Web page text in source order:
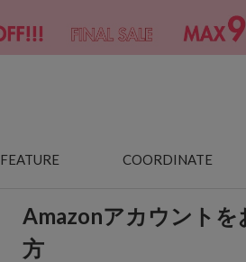
FEATURE COORDINATE
Amazonアカウントを
方